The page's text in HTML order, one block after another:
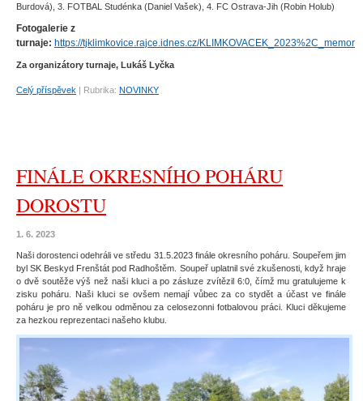
Burdová), 3. FOTBAL Studénka (Daniel Vašek), 4. FC Ostrava-Jih (Robin Holub)
Fotogalerie z
turnaje: https://tjklimkovice.rajce.idnes.cz/
Za organizátory turnaje, Lukáš Lyčka
Celý příspěvek Rubrika: NOVINKY
FINÁLE OKRESNÍHO POHÁRU
DOROSTU
1. 6. 2023
Naši dorostenci odehráli ve středu 31.5.2023 finále okresního poháru. Soupeřem jim
byl SK Beskyd Frenštát pod Radhoštěm. Soupeř uplatnil své zkušenosti, když hraje
o dvě soutěže výš než naši kluci a po zásluze zvítězil 6:0, čímž mu gratulujeme k
zisku poháru. Naši kluci se ovšem nemají vůbec za co stydět a účast ve finále
poháru je pro ně velkou odměnou za celosezonni fotbalovou práci. Kluci děkujeme
za hezkou reprezentaci našeho klubu.